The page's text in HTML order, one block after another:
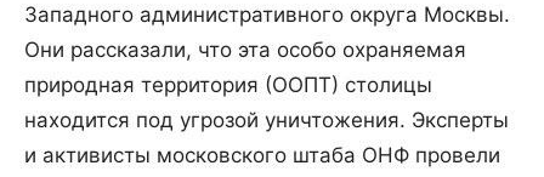
Западного административного округа Москвы.
Они рассказали, что эта особо охраняемая
природная территория (ООПТ) столицы
находится под угрозой уничтожения. Эксперты
и активисты московского штаба ОНФ провели